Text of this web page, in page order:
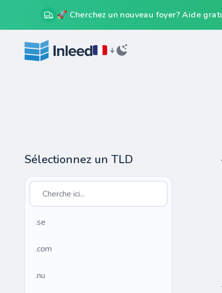
🚀 Cherchez un nouveau foyer? Aide
Sélectionnez un TLD
.se
.com
.nu